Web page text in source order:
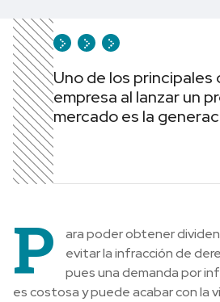
Uno de los
empresa al lanzar un
mercado es la
P
ara poder obtener
evitar la infracción de
pues una demanda por
es costosa y puede acabar con la